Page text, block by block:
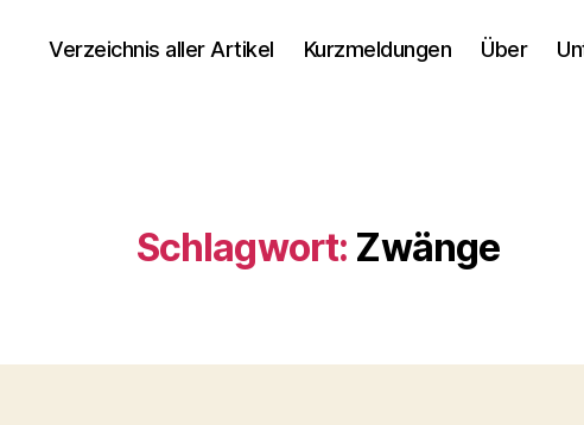
Verzeichnis aller Artikel Kurzmeldungen Über
Schlagwort: Zwänge